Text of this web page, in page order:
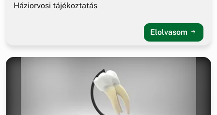
Háziorvosi tájékoztatás
Elolvasom